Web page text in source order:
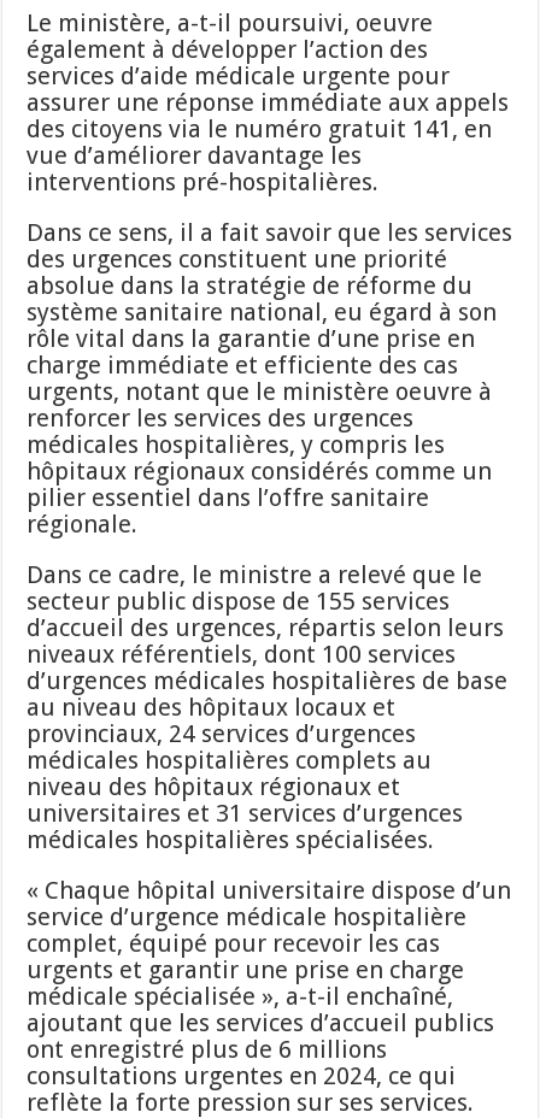
Le ministère, a-t-il poursuivi, oeuvre
également à développer l’action des
services d’aide médicale urgente pour
assurer une réponse immédiate aux appels
des citoyens via le numéro gratuit 141, en
vue d’améliorer davantage les
interventions pré-hospitalières.
Dans ce sens, il a fait savoir que les services
des urgences constituent une priorité
absolue dans la stratégie de réforme du
système sanitaire national, eu égard à son
rôle vital dans la garantie d’une prise en
charge immédiate et efficiente des cas
urgents, notant que le ministère oeuvre à
renforcer les services des urgences
médicales hospitalières, y compris les
hôpitaux régionaux considérés comme un
pilier essentiel dans l’offre sanitaire
régionale.
Dans ce cadre, le ministre a relevé que le
secteur public dispose de 155 services
d’accueil des urgences, répartis selon leurs
niveaux référentiels, dont 100 services
d’urgences médicales hospitalières de base
au niveau des hôpitaux locaux et
provinciaux, 24 services d’urgences
médicales hospitalières complets au
niveau des hôpitaux régionaux et
universitaires et 31 services d’urgences
médicales hospitalières spécialisées.
« Chaque hôpital universitaire dispose d’un
service d’urgence médicale hospitalière
complet, équipé pour recevoir les cas
urgents et garantir une prise en charge
médicale spécialisée », a-t-il enchaîné,
ajoutant que les services d’accueil publics
ont enregistré plus de 6 millions
consultations urgentes en 2024, ce qui
reflète la forte pression sur ses services.